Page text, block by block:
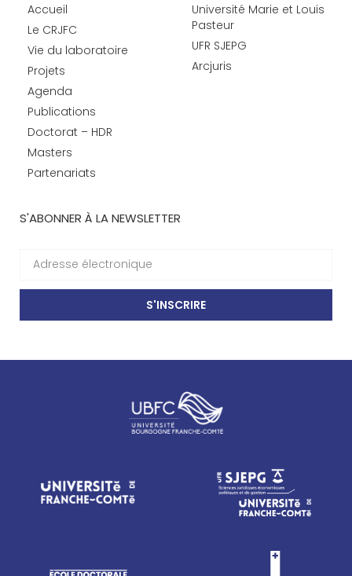
Accueil
Le CRJFC
Vie du laboratoire
Projets
Agenda
Publications
Doctorat – HDR
Masters
Partenariats
Université Marie et Louis
Pasteur
UFR SJEPG
Arcjuris
S'ABONNER À LA NEWSLETTER
S'INSCRIRE